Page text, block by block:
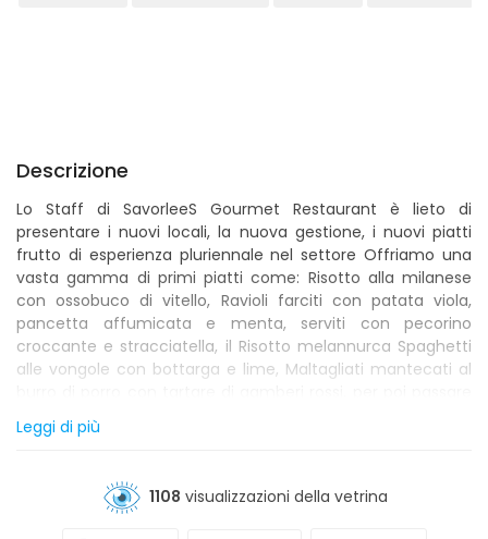
Descrizione
Lo Staff di SavorleeS Gourmet Restaurant è lieto di
presentare i nuovi locali, la nuova gestione, i nuovi piatti
frutto di esperienza pluriennale nel settore Offriamo una
vasta gamma di primi piatti come: Risotto alla milanese
con ossobuco di vitello, Ravioli farciti con patata viola,
pancetta affumicata e menta, serviti con pecorino
croccante e stracciatella, il Risotto melannurca Spaghetti
alle vongole con bottarga e lime, Maltagliati mantecati al
ai secondi piatti come: Polpo rosolato con pak-choi,
pomodoro candito e crema di polpo, Filetto di maialino da
sesamo nero, Picanha nella sua salsa chimichurri, il Trancio
di pesce spada con pesto di sedano e noci, la Cotoletta
Leggi di più
1108 visualizzazioni della vetrina